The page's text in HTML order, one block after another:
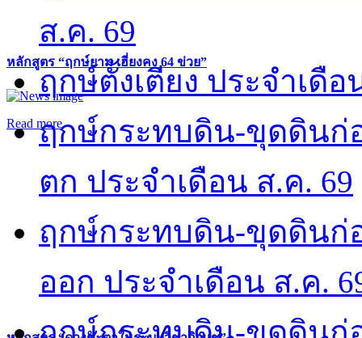
หลักสูตร “ฤกษ์ยาม เฮี่ยงคง 64 ข่วย”
Read more
ส.ค. 69
ฤกษ์ตั้งเตียง ประจำเดือ
ฤกษ์กระทบดิน-ขุดดินก่
ตก ประจำเดือน ส.ค. 69
ฤกษ์กระทบดิน-ขุดดินก่
ออก ประจำเดือน ส.ค.